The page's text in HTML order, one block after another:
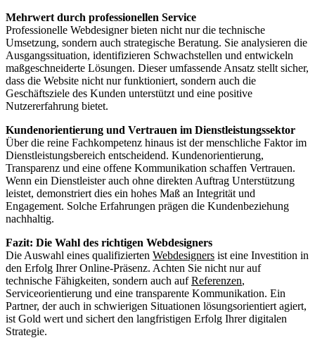
Mehrwert durch professionellen Service
Professionelle Webdesigner bieten nicht nur die technische
Umsetzung, sondern auch strategische Beratung. Sie analysieren die
Ausgangssituation, identifizieren Schwachstellen und entwickeln
maßgeschneiderte Lösungen. Dieser umfassende Ansatz stellt sicher,
dass die Website nicht nur funktioniert, sondern auch die
Geschäftsziele des Kunden unterstützt und eine positive
Nutzererfahrung bietet.
Kundenorientierung und Vertrauen im Dienstleistungssektor
Über die reine Fachkompetenz hinaus ist der menschliche Faktor im
Dienstleistungsbereich entscheidend. Kundenorientierung,
Transparenz und eine offene Kommunikation schaffen Vertrauen.
Wenn ein Dienstleister auch ohne direkten Auftrag Unterstützung
leistet, demonstriert dies ein hohes Maß an Integrität und
Engagement. Solche Erfahrungen prägen die Kundenbeziehung
nachhaltig.
Fazit: Die Wahl des richtigen Webdesigners
Die Auswahl eines qualifizierten Webdesigners ist eine Investition in
den Erfolg Ihrer Online-Präsenz. Achten Sie nicht nur auf
technische Fähigkeiten, sondern auch aufReferenzen,
Serviceorientierung und eine transparente Kommunikation. Ein
Partner, der auch in schwierigen Situationen lösungsorientiert agiert,
ist Gold wert und sichert den langfristigen Erfolg Ihrer digitalen
Strategie.